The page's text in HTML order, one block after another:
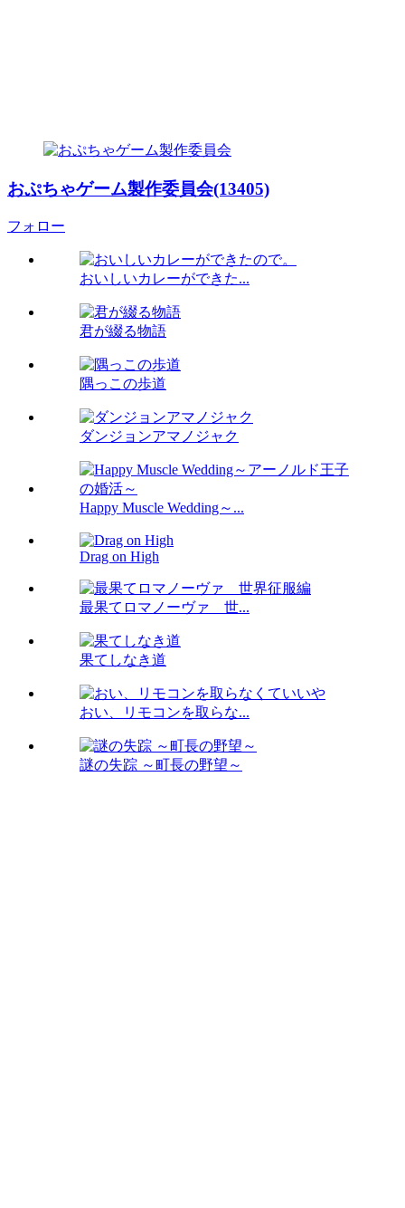
おぷちゃゲーム製作委員会(13405)
フォロー
おいしいカレーができた...
君が綴る物語
隅っこの歩道
ダンジョンアマノジャク
Happy Muscle Wedding～...
Drag on High
最果てロマノーヴァ 世...
果てしなき道
おい、リモコンを取らな...
謎の失踪 ～町長の野望～